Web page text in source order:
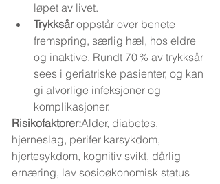
løpet av livet.
Trykksår oppstår over benete
fremspring, særlig hæl, hos eldre
og inaktive. Rundt 70 % av trykksår
sees i geriatriske pasienter, og kan
gi alvorlige infeksjoner og
komplikasjoner.
Risikofaktorer:Alder, diabetes,
hjerneslag, perifer karsykdom,
hjertesykdom, kognitiv svikt, dårlig
ernæring, lav sosioøkonomisk status